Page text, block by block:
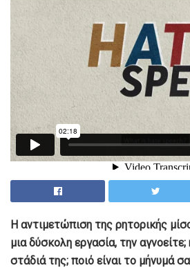
Η αντιμετώπιση της ρητορικής
μια δύσκολη εργασία, την
στάδιά της; ποιό είναι το μήνυμά